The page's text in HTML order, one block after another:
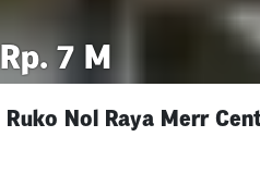
Rp. 7 M